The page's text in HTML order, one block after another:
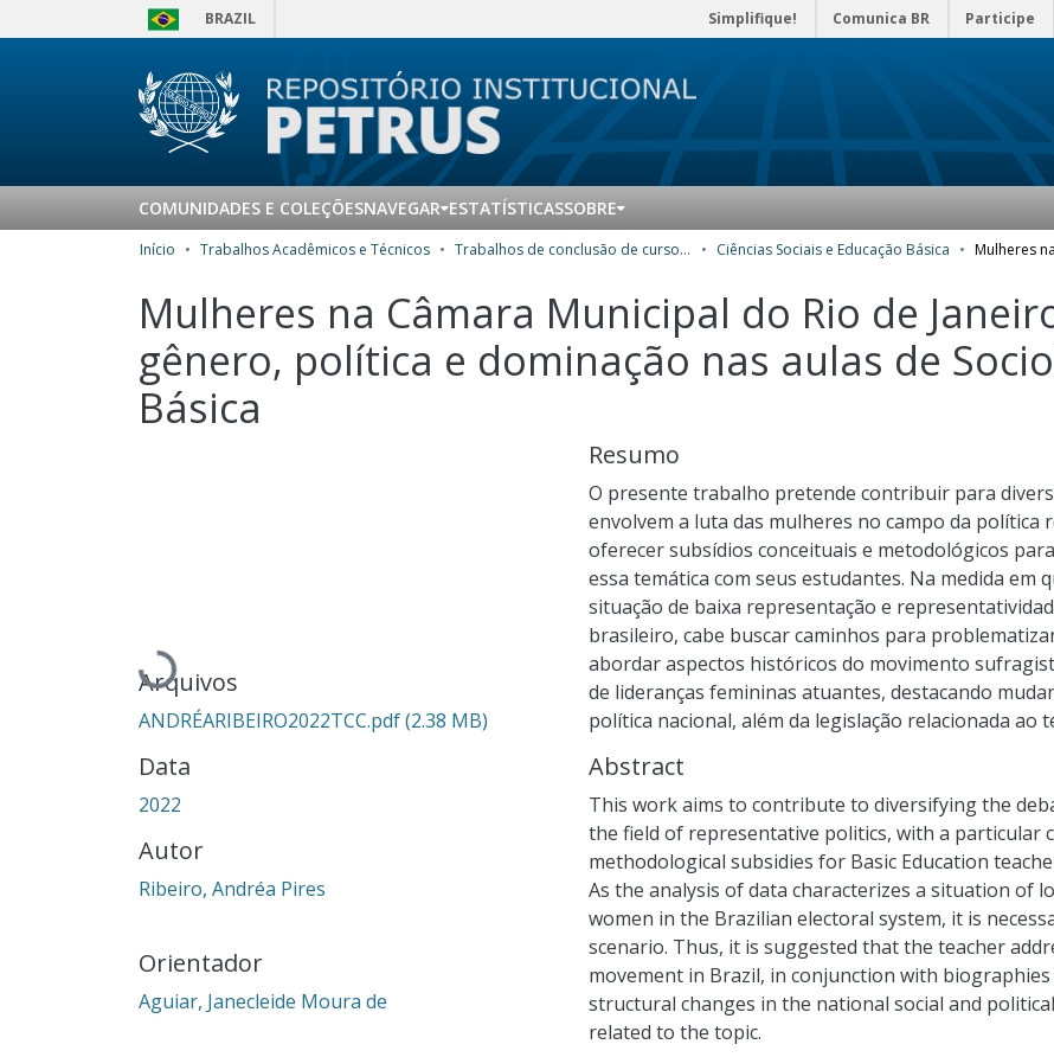
BRAZIL Simplifique! Comunica BR Participe
COMUNIDADES E COLEÇÕESNAVEGAR ESTATÍSTICASSOBRE
Início Trabalhos Acadêmicos e Técnicos Trabalhos de conclusão de curso de Especialização Ciências Sociais e Educação Básica
Mulheres na Câmara Municipal do Rio de
gênero, política e dominação nas aulas de
Básica
Carregando...
Arquivos
ANDRÉARIBEIRO2022TCC.pdf(2.38 MB)
Data
2022
Autor
Ribeiro, Andréa Pires
Orientador
Aguiar, Janecleide Moura de
Resumo
O presente trabalho pretende contribuir para
envolvem a luta das mulheres no campo da política
oferecer subsídios conceituais e metodológicos
essa temática com seus estudantes. Na medida em
situação de baixa representação e
brasileiro, cabe buscar caminhos para
abordar aspectos históricos do movimento
de lideranças femininas atuantes, destacando
política nacional, além da legislação relacionada ao
Abstract
This work aims to contribute to diversifying the
the field of representative politics, with a particular
methodological subsidies for Basic Education
As the analysis of data characterizes a situation of
women in the Brazilian electoral system, it is
scenario. Thus, it is suggested that the teacher
movement in Brazil, in conjunction with
structural changes in the national social and
related to the topic.